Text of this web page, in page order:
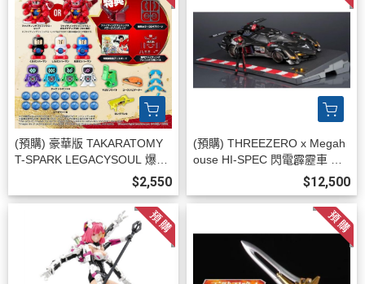
(預購) 豪華版 TAKARATOMY
T-SPARK LEGACYSOUL 爆球
連發！！彈珠超人 大福箱"27
(TAKARATOMY) 20260831
$2,550
(預購) THREEZERO x Megah
ouse HI-SPEC 閃電霹靂車 阿
斯拉 G.S.X 黑色限定 35周年紀
念 可動完成品 20260813
$12,500